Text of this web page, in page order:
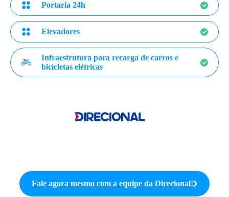
Portaria 24h
Elevadores
Infraestrutura para recarga de carros e
bicicletas elétricas
Fale agora mesmo com a equipe da Direcional!